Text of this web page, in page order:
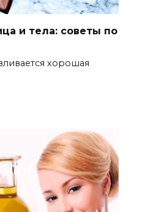
и тела: советы по
хорошая